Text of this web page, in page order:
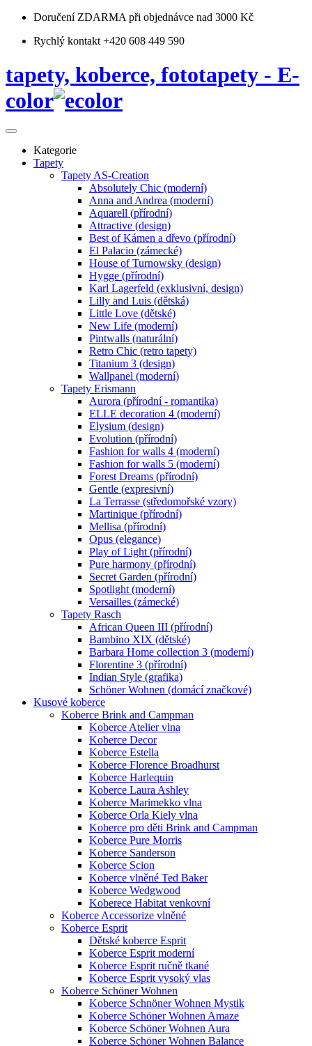
Doručení ZDARMA při objednávce nad 3000 Kč
Rychlý kontakt +420 608 449 590
tapety, koberce, fototapety - E-
color
Kategorie
Tapety
Tapety AS-Creation
Absolutely Chic (moderní)
Anna and Andrea (moderní)
Aquarell (přírodní)
Attractive (design)
Best of Kámen a dřevo (přírodní)
El Palacio (zámecké)
House of Turnowsky (design)
Hygge (přírodní)
Karl Lagerfeld (exklusivní, design)
Lilly and Luis (dětská)
Little Love (dětské)
New Life (moderní)
Pintwalls (naturální)
Retro Chic (retro tapety)
Titanium 3 (design)
Wallpanel (moderní)
Tapety Erismann
Aurora (přírodní - romantika)
ELLE decoration 4 (moderní)
Elysium (design)
Evolution (přírodní)
Fashion for walls 4 (moderní)
Fashion for walls 5 (moderní)
Forest Dreams (přírodní)
Gentle (expresivní)
La Terrasse (středomořské vzory)
Martinique (přírodní)
Mellisa (přírodní)
Opus (elegance)
Play of Light (přírodní)
Pure harmony (přírodní)
Secret Garden (přírodní)
Spotlight (moderní)
Versailles (zámecké)
Tapety Rasch
African Queen III (přírodní)
Bambino XIX (dětské)
Barbara Home collection 3 (moderní)
Florentine 3 (přírodní)
Indian Style (grafika)
Schöner Wohnen (domácí značkové)
Kusové koberce
Koberce Brink and Campman
Koberce Atelier vlna
Koberce Decor
Koberce Estella
Koberce Florence Broadhurst
Koberce Harlequin
Koberce Laura Ashley
Koberce Marimekko vlna
Koberce Orla Kiely vlna
Koberce pro děti Brink and Campman
Koberce Pure Morris
Koberce Sanderson
Koberce Scion
Koberce vlněné Ted Baker
Koberce Wedgwood
Koberece Habitat venkovní
Koberce Accessorize vlněné
Koberce Esprit
Dětské koberce Esprit
Koberce Esprit moderní
Koberce Esprit ručně tkané
Koberce Esprit vysoký vlas
Koberce Schöner Wohnen
Koberce Schnöner Wohnen Mystik
Koberce Schöner Wohnen Amaze
Koberce Schöner Wohnen Aura
Koberce Schöner Wohnen Balance